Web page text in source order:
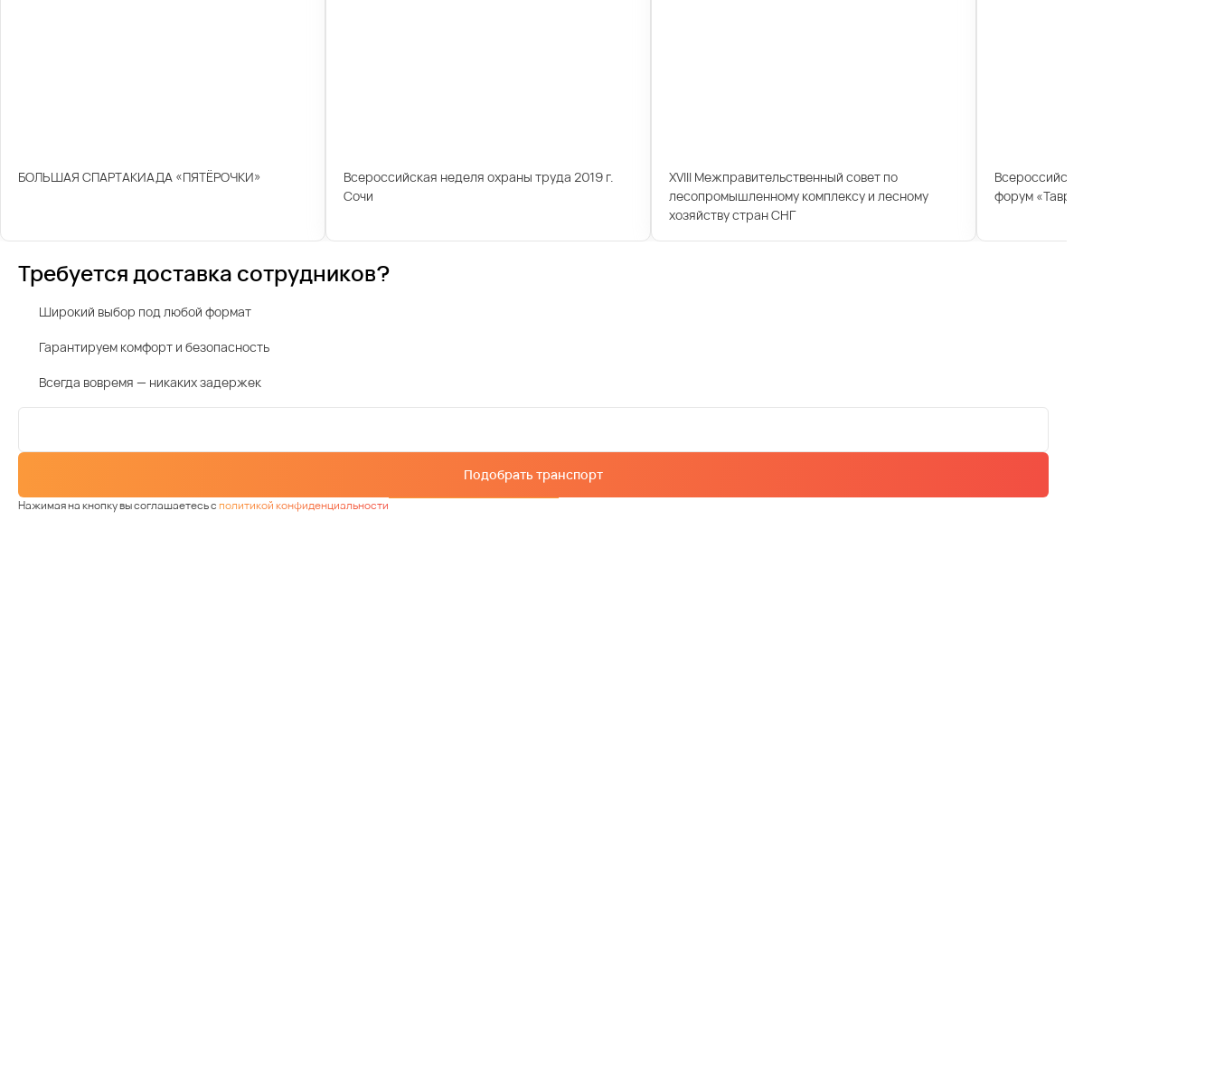
БОЛЬШАЯ СПАРТАКИАДА «ПЯТЁРОЧКИ»
Всероссийская неделя охраны труда 2019 г.
Сочи
XVIII Межправительственный совет по
лесопромышленному комплексу и лесному
хозяйству стран СНГ
Всероссийский молодежный
форум «Таврида»
Требуется доставка сотрудников?
Широкий выбор под любой формат
Гарантируем комфорт и безопасность
Всегда вовремя — никаких задержек
Подобрать транспорт
Нажимая на кнопку вы соглашаетесь сполитикой конфиденциальности